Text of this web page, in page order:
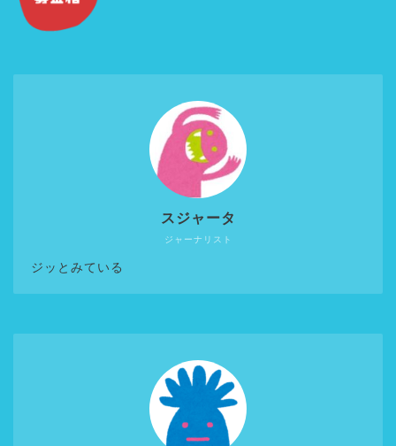
ジャーナリスト
スジャータ
ジッとみている